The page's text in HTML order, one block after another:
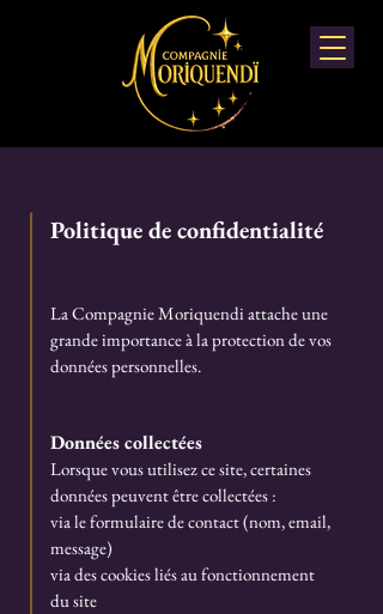
Politique de confidentialité
La Compagnie Moriquendi attache une
grande importance à la protection de vos
données personnelles.
Données collectées
Lorsque vous utilisez ce site, certaines
données peuvent être collectées :
via le formulaire de contact (nom, email,
message)
via des cookies liés au fonctionnement
du site